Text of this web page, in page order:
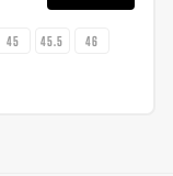
45 45.5
46